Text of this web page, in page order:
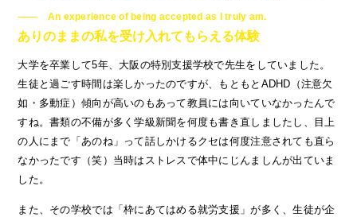
An experience of being accepted as I truly am.
ありのままの私を受け入れてもらえる体験
大学を卒業して5年、大阪の特別支援学校で先生をしていました。
生徒と過ごす時間は楽しかったのですが、もともとADHD（注意欠
如・多動症）傾向が高いのもあって教員には向いていなかったんで
すね。書類の不備が多く学級新聞を何度も書き直しましたし、目上
の人にまで「あのね」って話しかけるクセは何度注意されても直ら
なかったです（笑）当時はストレスで体中にじんましんが出ていま
した。
また、その学校では「枠にあてはめる就労支援」が多く、生徒が企